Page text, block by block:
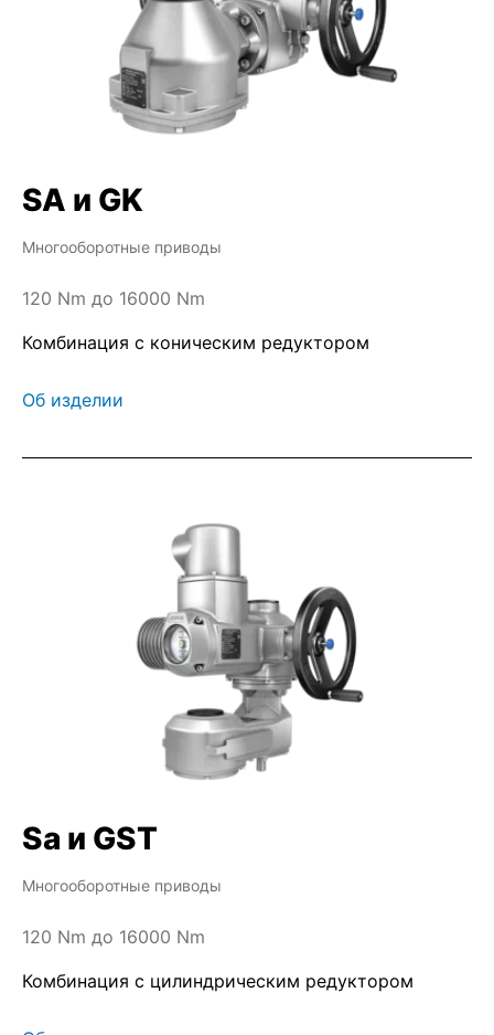
SA и GK
Многооборотные приводы
120 Nm до 16000 Nm
Комбинация с коническим редуктором
Об изделии
Sa и GST
Многооборотные приводы
120 Nm до 16000 Nm
Комбинация с цилиндрическим редуктором